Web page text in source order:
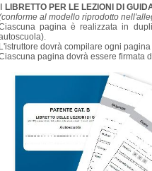
LIBRETTO PER LE LEZIONI DI
al modello riprodotto
pagina è realizzata in
L'istruttore dovrà compilare ogni
pagina dovrà essere firmata